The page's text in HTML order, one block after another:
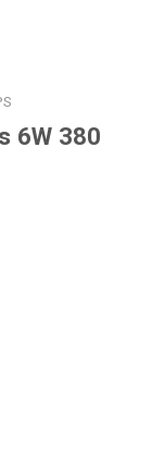
6W 380